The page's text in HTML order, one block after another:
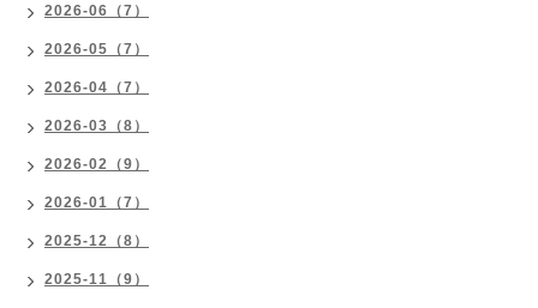
2026-06（7）
2026-05（7）
2026-04（7）
2026-03（8）
2026-02（9）
2026-01（7）
2025-12（8）
2025-11（9）